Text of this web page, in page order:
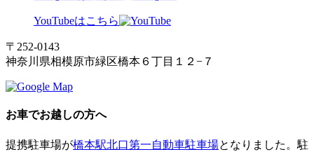
YouTubeはこちら
〒252-0143
神奈川県相模原市緑区橋本６丁目１２−７
お車でお越しの方へ
提携駐車場が橋本駅北口第一自動車駐車場となりました。駐